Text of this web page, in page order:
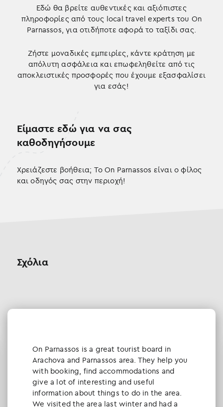
Εδώ θα βρείτε αυθεντικές και αξιόπιστες
πληροφορίες από τους local travel experts του On
Parnassos, για οτιδήποτε αφορά το ταξίδι σας.
Ζήστε μοναδικές εμπειρίες, κάντε κράτηση με
απόλυτη ασφάλεια και επωφεληθείτε από τις
αποκλειστικές προσφορές που έχουμε εξασφαλίσει
για εσάς!
Είμαστε εδώ για να σας
καθοδηγήσουμε
Χρειάζεστε βοήθεια; Το On Parnassos είναι ο φίλος
και οδηγός σας στην περιοχή!
Σχόλια
Οn Parnassos is a great tourist board in
Arachova and Parnassos area. They help you
with booking, find accommodations and
give a lot of interesting and useful
information about things to do in the area.
We visited the area last winter and had a